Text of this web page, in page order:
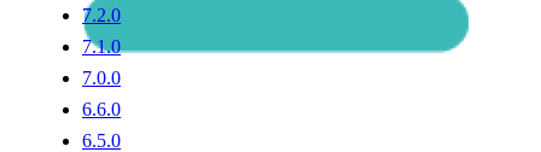
7.2.0
7.1.0
7.0.0
6.6.0
6.5.0